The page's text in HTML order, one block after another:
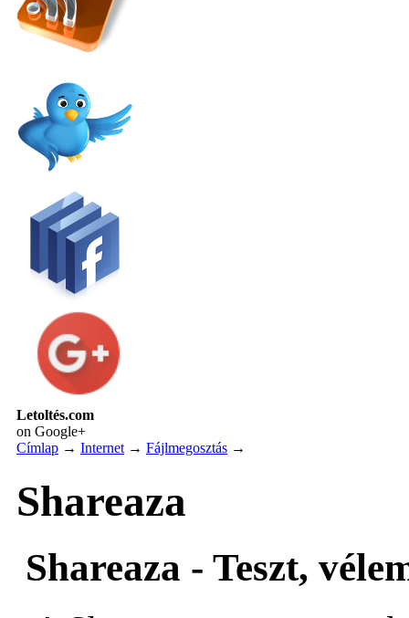
Letoltés.com
on Google+
Címlap → Internet → Fájlmegosztás →
Shareaza
Shareaza - Teszt,